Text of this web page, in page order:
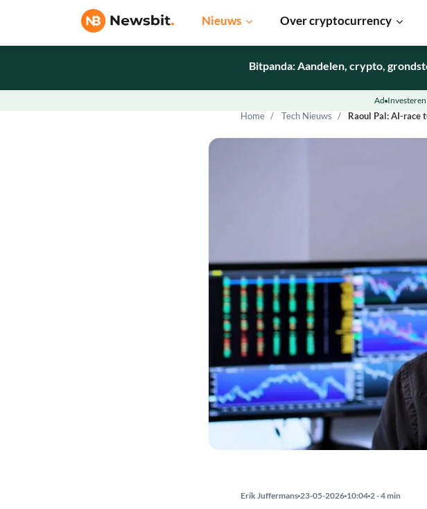
Nieuws Over cryptocurrency
Home Tech Nieuws Raoul Pal: AI-race
Bitpanda: Aandelen, crypto,
Ad Investeren
Erik Juffermans 23-05-2026 10:04 2 - 4 min